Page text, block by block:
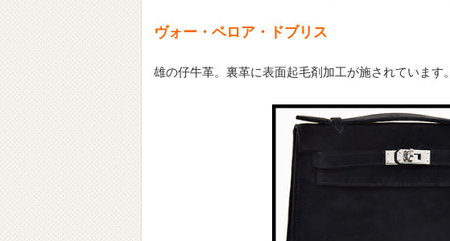
ヴォー・ベロア・ドブリス
雄の仔牛革。裏革に表面起毛剤加工が施されています。